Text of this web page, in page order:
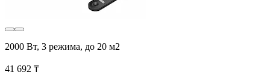
2000 Вт, 3 режима, до 20 м2
41 692 ₸